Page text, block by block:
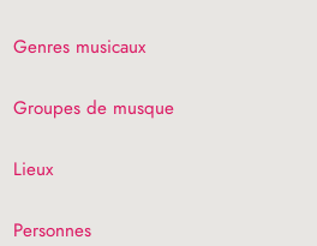
Genres musicaux
Groupes de musque
Lieux
Personnes